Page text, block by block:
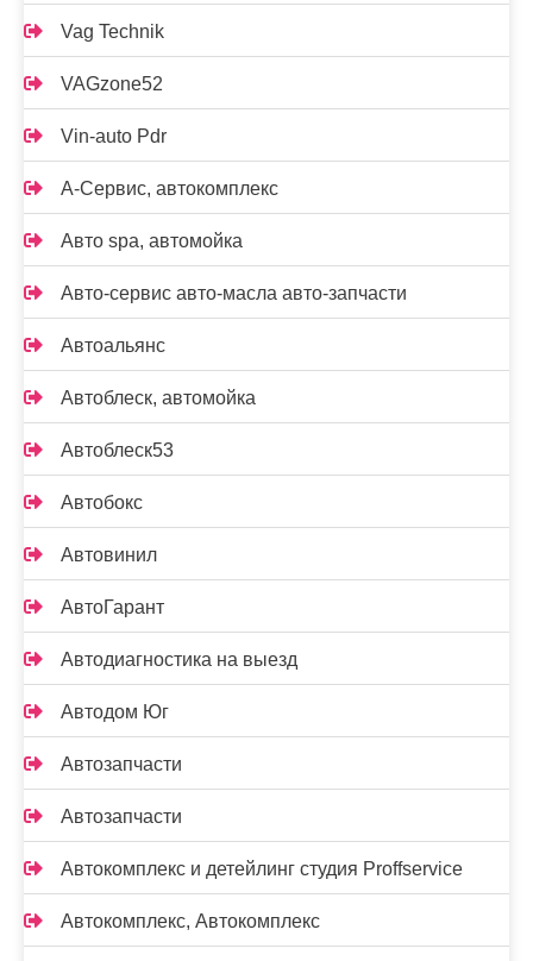
Vag Technik
VAGzone52
Vin-auto Pdr
А-Сервис, автокомплекс
Авто spa, автомойка
Авто-сервис авто-масла авто-запчасти
Автоальянс
Автоблеск, автомойка
Автоблеск53
Автобокс
Автовинил
АвтоГарант
Автодиагностика на выезд
Автодом Юг
Автозапчасти
Автозапчасти
Автокомплекс и детейлинг студия Proffservice
Автокомплекс, Автокомплекс